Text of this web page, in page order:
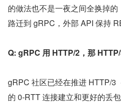
的做法也不是一夜之间全换掉
路迁到 gRPC，外部 API 保持
Q: gRPC 用 HTTP/2，那
gRPC 社区已经在推进 HTTP/3
的 0-RTT 连接建立和更好的丢